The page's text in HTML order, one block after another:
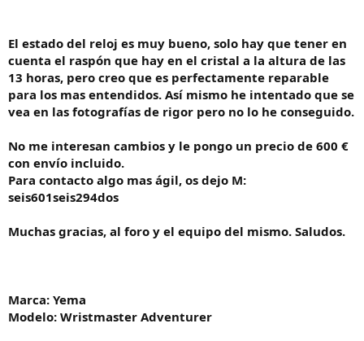
El estado del reloj es muy bueno, solo hay que tener en
cuenta el raspón que hay en el cristal a la altura de las
13 horas, pero creo que es perfectamente reparable
para los mas entendidos. Así mismo he intentado que se
vea en las fotografías de rigor pero no lo he conseguido.
No me interesan cambios y le pongo un precio de 600 €
con envío incluido.
Para contacto algo mas ágil, os dejo M:
seis601seis294dos
Muchas gracias, al foro y el equipo del mismo. Saludos.
Marca: Yema
Modelo: Wristmaster Adventurer